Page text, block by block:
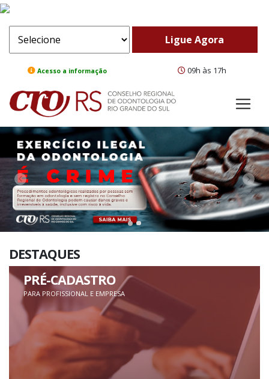
Acesso a informação 09h às 17h
ComeBack
DESTAQUES
PRÉ-CADASTRO
PARA PROFISSIONAL E EMPRESA